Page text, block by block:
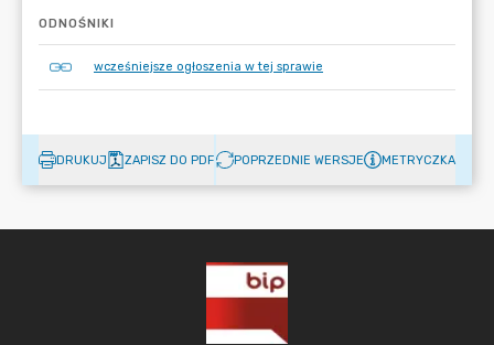
ODNOŚNIKI
wcześniejsze ogłoszenia w tej sprawie
DRUKUJ ZAPISZ DO PDF POPRZEDNIE WERSJE METRYCZKA